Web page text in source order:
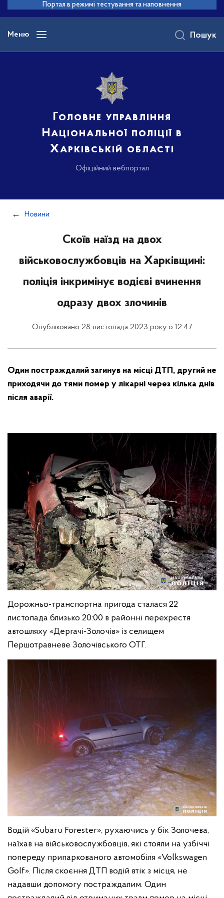
основного
вмісту
Портал в режимі тестування та наповнення
Меню
Головне управління
Національної поліції в
Харківській області
Офіційний вебпортал
Пошук
Новини
Скоїв наїзд на двох
військовослужбовців на Харківщині:
поліція інкримінує водієві вчинення
одразу двох злочинів
Опубліковано 28 листопада 2023 року о 12:47
Один постраждалий загинув на місці ДТП, другий не
приходячи до тями помер у лікарні через кілька днів
після аварії.
Дорожньо-транспортна пригода сталася 22
листопада близько 20:00 в районні перехрестя
автошляху «Дергачі-Золочів» із селищем
Першотравневе Золочівського ОТГ.
Водій «Subaru Forester», рухаючись у бік Золочева,
наїхав на військовослужбовців, які стояли на узбіччі
попереду припаркованого автомобіля «Volkswagen
Golf». Після скоєння ДТП водій втік з місця, не
надавши допомогу постраждалим. Один